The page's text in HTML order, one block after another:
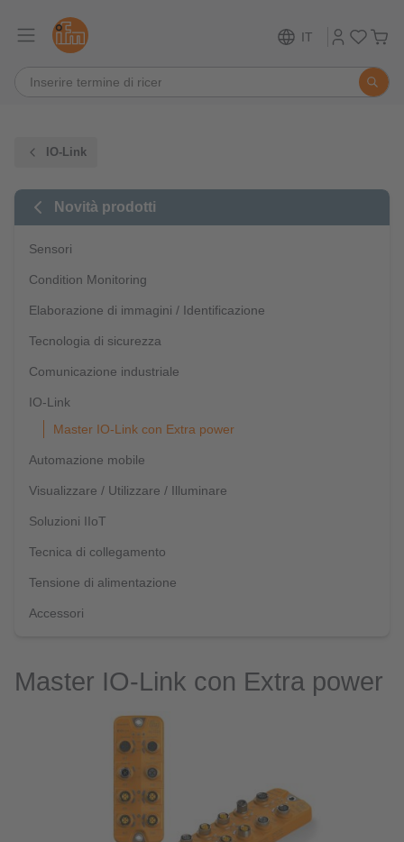
IT
IO-Link
Novità prodotti
Sensori
Condition Monitoring
Elaborazione di immagini / Identificazione
Tecnologia di sicurezza
Comunicazione industriale
IO-Link
Master IO-Link con Extra power
Automazione mobile
Visualizzare / Utilizzare / Illuminare
Soluzioni IIoT
Tecnica di collegamento
Tensione di alimentazione
Accessori
Master IO-Link con Extra power